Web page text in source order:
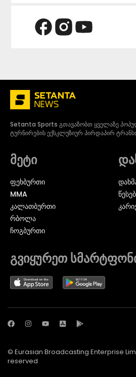
Setanta Sports გთავაზობთ ყველაზე
ტურნირების ექსკლუზიურ პირდაპირ
მეტი
ᲤᲔᲮᲑᲣᲠᲗᲘ
MMA
ᲙᲐᲚᲐᲗᲑᲣᲠᲗᲘ
ᲠᲑᲝᲚᲐ
ᲩᲝᲒᲑᲣᲠᲗᲘ
გვიყურეთ
© Eurasian Broadcasting Enterprise
reserved